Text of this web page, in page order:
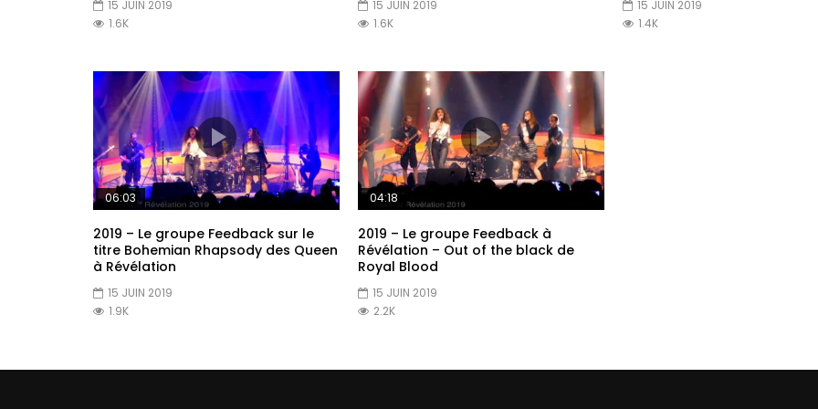
15 JUIN 2019
1.6K
15 JUIN 2019
1.6K
15 JUIN 2019
1.4K
06:03
2019 – Le groupe Feedback sur le
titre Bohemian Rhapsody des Queen
à Révélation
15 JUIN 2019
1.9K
04:18
2019 – Le groupe Feedback à
Révélation – Out of the black de
Royal Blood
15 JUIN 2019
2.2K